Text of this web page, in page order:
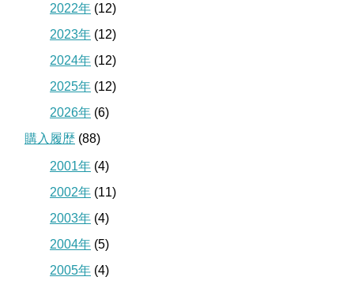
2022年 (12)
2023年 (12)
2024年 (12)
2025年 (12)
2026年 (6)
購入履歴 (88)
2001年 (4)
2002年 (11)
2003年 (4)
2004年 (5)
2005年 (4)